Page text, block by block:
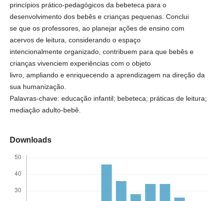
princípios prático-pedagógicos da bebeteca para o
desenvolvimento dos bebês e crianças pequenas. Conclui
se que os professores, ao planejar ações de ensino com
acervos de leitura, considerando o espaço
intencionalmente organizado, contribuem para que bebês e
crianças vivenciem experiências com o objeto
livro, ampliando e enriquecendo a aprendizagem na direção da
sua humanização.
Palavras-chave: educação infantil; bebeteca; práticas de leitura;
mediação adulto-bebê.
Downloads